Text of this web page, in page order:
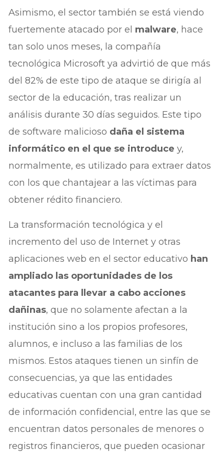
Asimismo, el sector también se está viendo
fuertemente atacado por el malware, hace
tan solo unos meses, la compañía
tecnológica Microsoft ya advirtió de que más
del 82% de este tipo de ataque se dirigía al
sector de la educación, tras realizar un
análisis durante 30 días seguidos. Este tipo
de software malicioso daña el sistema
informático en el que se introduce y,
normalmente, es utilizado para extraer datos
con los que chantajear a las víctimas para
obtener rédito financiero.
La transformación tecnológica y el
incremento del uso de Internet y otras
aplicaciones web en el sector educativo han
ampliado las oportunidades de los
atacantes para llevar a cabo acciones
dañinas, que no solamente afectan a la
institución sino a los propios profesores,
alumnos, e incluso a las familias de los
mismos. Estos ataques tienen un sinfín de
consecuencias, ya que las entidades
educativas cuentan con una gran cantidad
de información confidencial, entre las que se
encuentran datos personales de menores o
registros financieros, que pueden ocasionar